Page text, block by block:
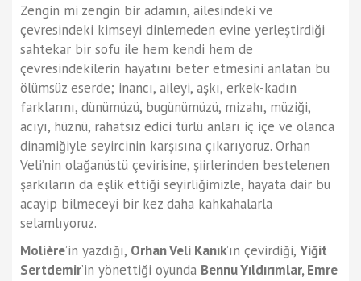
Zengin mi zengin bir adamın, ailesindeki ve
çevresindeki kimseyi dinlemeden evine yerleştirdiği
sahtekar bir sofu ile hem kendi hem de
çevresindekilerin hayatını beter etmesini anlatan bu
ölümsüz eserde; inancı, aileyi, aşkı, erkek-kadın
farklarını, dünümüzü, bugünümüzü, mizahı, müziği,
acıyı, hüznü, rahatsız edici türlü anları iç içe ve olanca
dinamiğiyle seyircinin karşısına çıkarıyoruz. Orhan
Veli’nin olağanüstü çevirisine, şiirlerinden bestelenen
şarkıların da eşlik ettiği seyirliğimizle, hayata dair bu
acayip bilmeceyi bir kez daha kahkahalarla
selamlıyoruz.
Molière’in yazdığı, Orhan Veli Kanık’ın çevirdiği, Yiğit
Sertdemir’in yönettiği oyunda Bennu Yıldırımlar, Emre